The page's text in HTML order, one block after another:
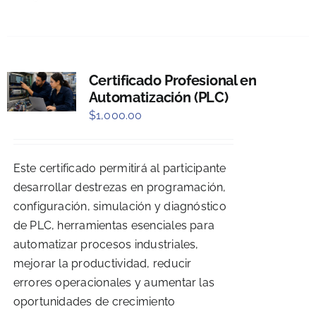
Certificado Profesional en
Automatización (PLC)
$1,000.00
Este certificado permitirá al participante
desarrollar destrezas en programación,
configuración, simulación y diagnóstico
de PLC, herramientas esenciales para
automatizar procesos industriales,
mejorar la productividad, reducir
errores operacionales y aumentar las
oportunidades de crecimiento